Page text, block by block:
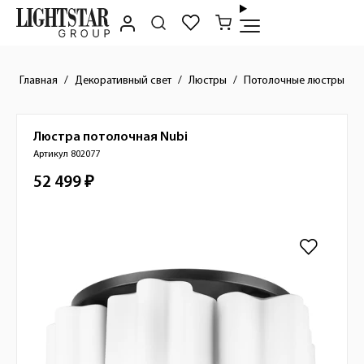
Главная Декоративный свет Люстры Потолочные люстры
Краткое описание товара
Люстра потолочная Nubi
Артикул 802077
Стоимость товара
52 499 ₽